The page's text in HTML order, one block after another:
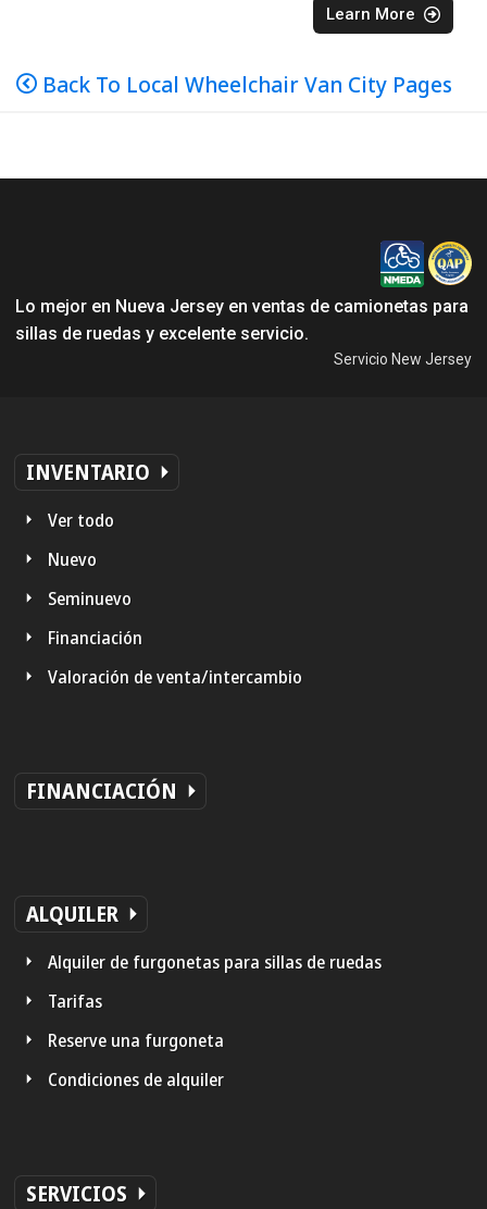
Learn More
Back To Local Wheelchair Van City Pages
Lo mejor en Nueva Jersey en ventas de camionetas para
sillas de ruedas y excelente servicio.
Servicio New Jersey
INVENTARIO
Ver todo
Nuevo
Seminuevo
Financiación
Valoración de venta/intercambio
FINANCIACIÓN
ALQUILER
Alquiler de furgonetas para sillas de ruedas
Tarifas
Reserve una furgoneta
Condiciones de alquiler
SERVICIOS